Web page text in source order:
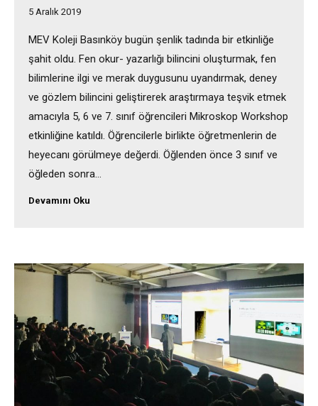
5 Aralık 2019
MEV Koleji Basınköy bugün şenlik tadında bir etkinliğe
şahit oldu. Fen okur- yazarlığı bilincini oluşturmak, fen
bilimlerine ilgi ve merak duygusunu uyandırmak, deney
ve gözlem bilincini geliştirerek araştırmaya teşvik etmek
amacıyla 5, 6 ve 7. sınıf öğrencileri Mikroskop Workshop
etkinliğine katıldı. Öğrencilerle birlikte öğretmenlerin de
heyecanı görülmeye değerdi. Öğlenden önce 3 sınıf ve
öğleden sonra…
Devamını Oku